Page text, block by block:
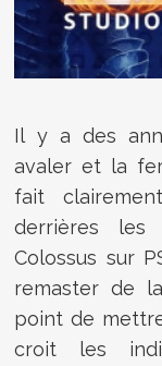
Il y a des
avaler et la
fait
derrières
Colossus sur
remaster de
point de
croit les